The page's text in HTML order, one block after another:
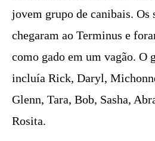
jovem grupo de canibais. Os
chegaram ao Terminus e
como gado em um vagão. O
incluía Rick, Daryl,
Glenn, Tara, Bob, Sasha,
Rosita.